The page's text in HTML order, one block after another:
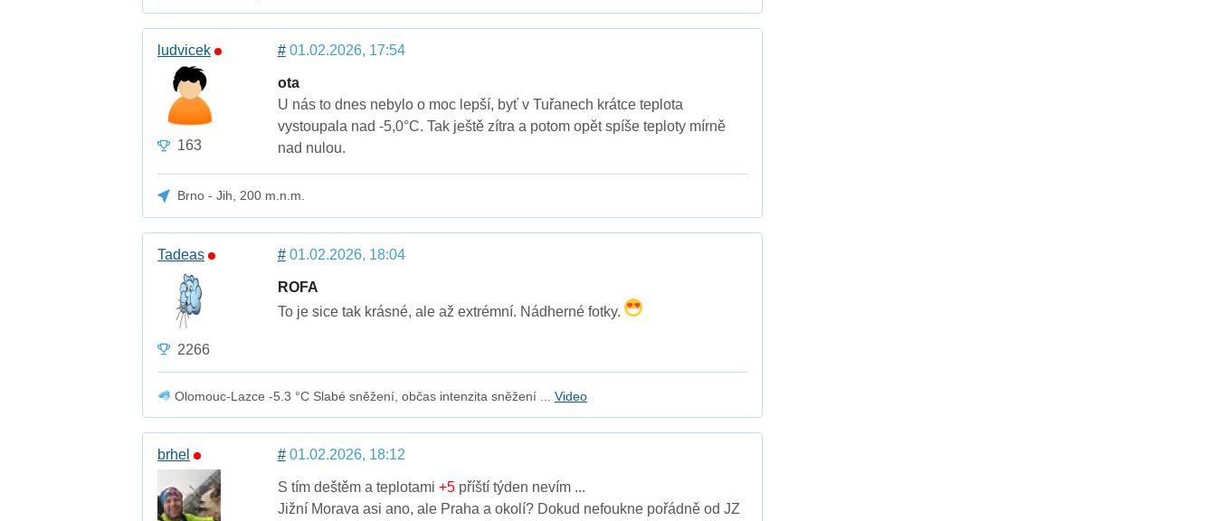
ludvicek
163
#01.02.2026, 17:54
ota
U nás to dnes nebylo o moc lepší, byť v Tuřanech krátce teplota
vystoupala nad -5,0°C. Tak ještě zítra a potom opět spíše teploty mírně
nad nulou.
Brno - Jih, 200 m.n.m.
Tadeas
2266
#01.02.2026, 18:04
ROFA
To je sice tak krásné, ale až extrémní. Nádherné fotky.
Olomouc-Lazce -5.3 °C Slabé sněžení, občas intenzita sněžení ...Video
brhel #01.02.2026, 18:12
S tím deštěm a teplotami +5příští týden nevím ...
Jižní Morava asi ano, ale Praha a okolí? Dokud nefoukne pořádně od JZ